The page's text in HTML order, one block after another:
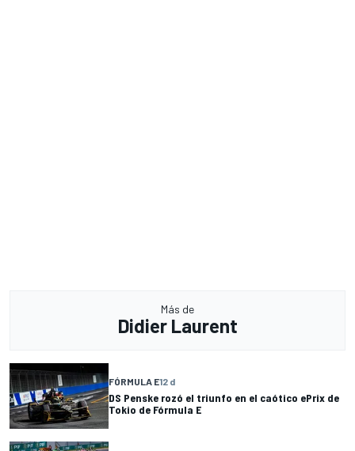
Más de
Didier Laurent
FÓRMULA E12 d
DS Penske rozó el triunfo en el caótico ePrix de
Tokio de Fórmula E